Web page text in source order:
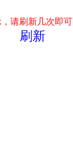
请刷新几次即可
刷新